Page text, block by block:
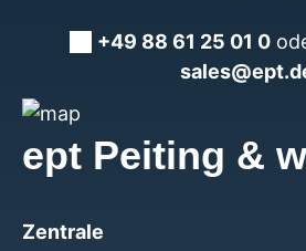
+49 88 61 25 01 0
ept Peiting &
Zentrale